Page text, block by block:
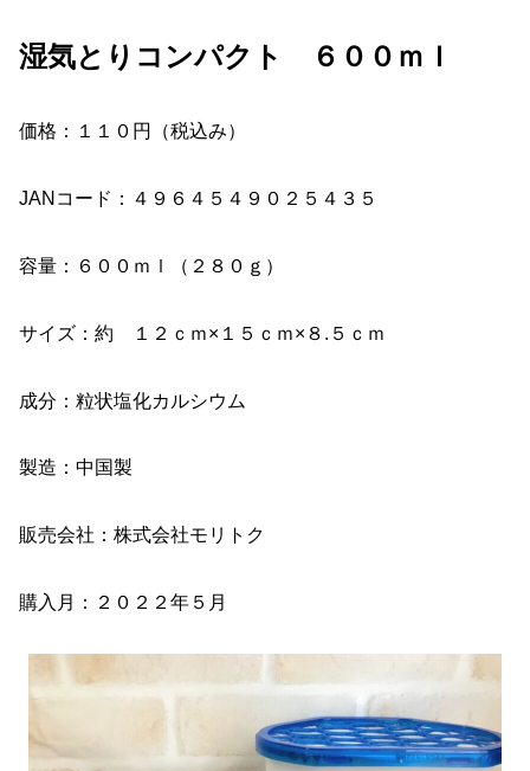
湿気とりコンパクト ６００ｍｌ
価格：１１０円（税込み）
JANコード：４９６４５４９０２５４３５
容量：６００ｍｌ（２８０ｇ）
サイズ：約 １２ｃｍ×１５ｃｍ×８.５ｃｍ
成分：粒状塩化カルシウム
製造：中国製
販売会社：株式会社モリトク
購入月：２０２２年５月